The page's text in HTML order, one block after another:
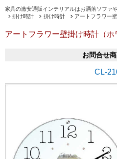
家具の激安通販インテリアルはお洒落ソファ
掛け時計
掛け時計 アートフラワー
アートフラワー壁掛け時計（ホ
お問合せ
CL-